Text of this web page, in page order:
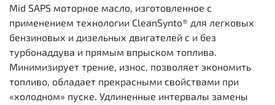
Mid SAPS моторное масло, изготовленное с
применением технологии CleanSynto® для легковых
бензиновых и дизельных двигателей с и без
турбонаддува и прямым впрыском топлива.
Минимизирует трение, износ, позволяет экономить
топливо, обладает прекрасными свойствами при
«холодном» пуске. Удлиненные интервалы замены